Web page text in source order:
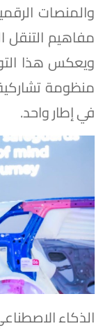
والمنصات
مفاهيم التنقل
ويعكس هذا
منظومة
في إطار واحد.
الذكاء